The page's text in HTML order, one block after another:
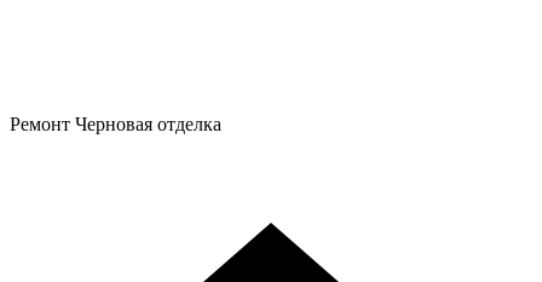
Ремонт Черновая отделка